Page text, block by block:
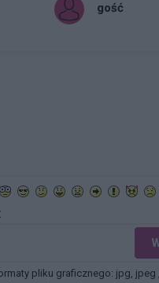
gość
pliku graficznego: jpg, jpeg